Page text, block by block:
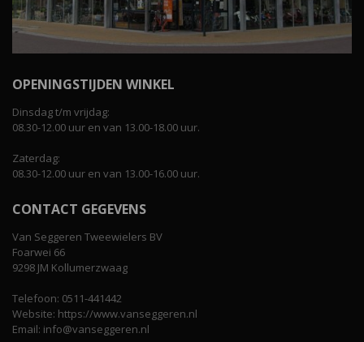
OPENINGSTIJDEN WINKEL
Dinsdag t/m vrijdag:
08.30-12.00 uur en van 13.00-18.00 uur.
Zaterdag:
08.30-12.00 uur en van 13.00-16.00 uur.
CONTACT GEGEVENS
Van Seggeren Tweewielers BV
Foarwei 66
9298 JM Kollumerzwaag
Telefoon: 0511-441442
Website: https://www.vanseggeren.nl
Email: info@vanseggeren.nl